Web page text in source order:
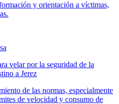
y orientación a víctimas,
velar por la seguridad de la
a Jerez
de las normas, especialmente
de velocidad y consumo de